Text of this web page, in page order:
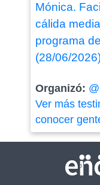
Mónica.
cálida
programa
(28/06/
Organizó:
Ver más
conocer